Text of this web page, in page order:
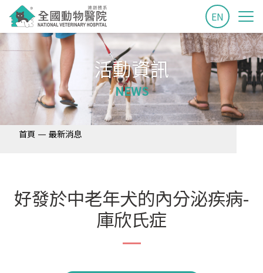
EN
活動資訊
NEWS
首頁 — 最新消息
好發於中老年犬的內分泌疾病-
庫欣氏症